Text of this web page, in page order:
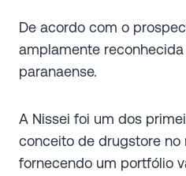
De acordo com o
amplamente
paranaense.
A Nissei foi um dos
conceito de drugstore no
fornecendo um portfólio